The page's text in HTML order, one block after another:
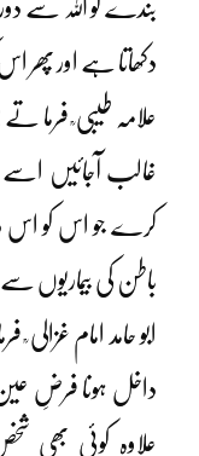
بندے کو اللہ سے
دکھاتا ہے اور پھر
علامہ طیبی ؒ فرما
غالب آجائیں اسے
کرے جو اس کو اس
باطن کی
ابو حامد امام
داخل ہونا فرضِ عین
علاوہ کوئی بھی